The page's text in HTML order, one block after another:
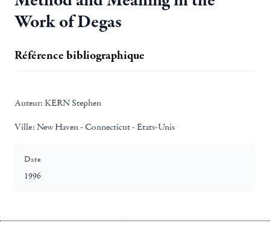
Work of Degas
Référence bibliographique
Auteur: KERN Stephen
Ville: New Haven - Connecticut - Etats-Unis
Date
1996